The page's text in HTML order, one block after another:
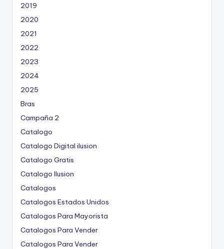
2019
2020
2021
2022
2023
2024
2025
Bras
Campaña 2
Catalogo
Catalogo Digital ilusion
Catalogo Gratis
Catalogo Ilusion
Catalogos
Catalogos Estados Unidos
Catalogos Para Mayorista
Catalogos Para Vender
Catalogos Para Vender